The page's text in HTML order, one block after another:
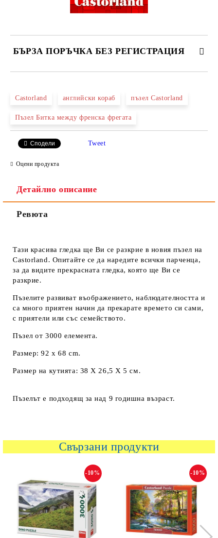
БЪРЗА ПОРЪЧКА БЕЗ РЕГИСТРАЦИЯ
Ние ще се свържем с вас в рамките на работния ден.
Castorland английски кораб пъзел Castorland
Пъзел Битка между френска фрегата
Сподели Tweet
Оцени продукта
Детайлно описание
Ревюта
Тази красива гледка ще Ви се разкрие в новия пъзел на
Castorland. Опитайте се да наредите всички парченца,
за да видите прекрасната гледка, която ще Ви се
разкрие.
Пъзелите развиват въображението, наблюдателността и
са много приятен начин да прекарате времето си сами,
с приятели или със семейството.
Пъзел от 3000 елемента.
Размер: 92 x 68 cm.
Размер на кутията: 38 Х 26,5 Х 5 см.
Пъзелът е подходящ за над 9 годишна възраст.
Свързани продукти
-10% -10%